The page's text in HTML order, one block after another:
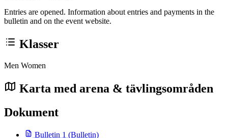
Entries are opened. Information about entries and payments in the
bulletin and on the event website.
Klasser
Men Women
Karta med arena & tävlingsområden
Dokument
Bulletin 1 (Bulletin)